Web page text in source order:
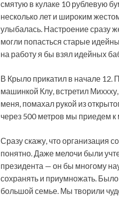
смятую в кулаке 10 рублевую
несколько лет и широким
улыбалась. Настроение сразу
могли попасться старые
на работу я бы взял идейных
В Крыло прикатил в начале 12.
машинкой Клу, встретил
меня, помахал рукой из
через 500 метров мы приедем
Сразу скажу, что организация
понятно. Даже мелочи были
президента — он бы многому
сохранять и приумножать.
большой семье. Мы творили